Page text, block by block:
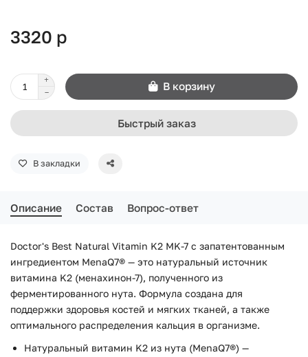
3320 р
В корзину
Быстрый заказ
В закладки
Описание Состав Вопрос-ответ
Doctor's Best Natural Vitamin K2 MK-7 с запатентованным
ингредиентом MenaQ7® — это натуральный источник
витамина K2 (менахинон-7), полученного из
ферментированного нута. Формула создана для
поддержки здоровья костей и мягких тканей, а также
оптимального распределения кальция в организме.
Натуральный витамин K2 из нута (MenaQ7®) —